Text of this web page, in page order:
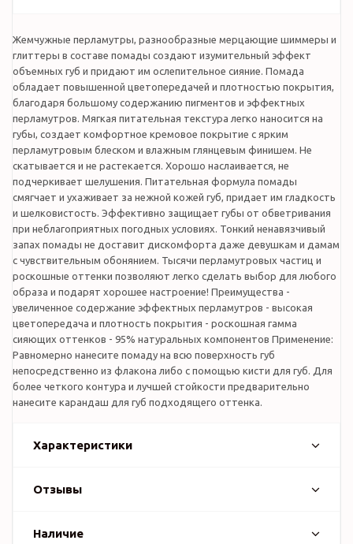
Жемчужные перламутры, разнообразные мерцающие шиммеры и
глиттеры в составе помады создают изумительный эффект
объемных губ и придают им ослепительное сияние. Помада
обладает повышенной цветопередачей и плотностью покрытия,
благодаря большому содержанию пигментов и эффектных
перламутров. Мягкая питательная текстура легко наносится на
губы, создает комфортное кремовое покрытие с ярким
перламутровым блеском и влажным глянцевым финишем. Не
скатывается и не растекается. Хорошо наслаивается, не
подчеркивает шелушения. Питательная формула помады
смягчает и ухаживает за нежной кожей губ, придает им гладкость
и шелковистость. Эффективно защищает губы от обветривания
при неблагоприятных погодных условиях. Тонкий ненавязчивый
запах помады не доставит дискомфорта даже девушкам и дамам
с чувствительным обонянием. Тысячи перламутровых частиц и
роскошные оттенки позволяют легко сделать выбор для любого
образа и подарят хорошее настроение! Преимущества -
увеличенное содержание эффектных перламутров - высокая
цветопередача и плотность покрытия - роскошная гамма
сияющих оттенков - 95% натуральных компонентов Применение:
Равномерно нанесите помаду на всю поверхность губ
непосредственно из флакона либо с помощью кисти для губ. Для
более четкого контура и лучшей стойкости предварительно
нанесите карандаш для губ подходящего оттенка.
Характеристики
Отзывы
Наличие